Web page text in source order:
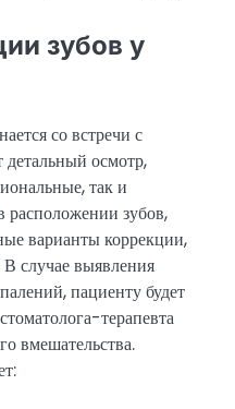
зубов у
со встречи с
осмотр,
так и
расположении зубов,
варианты коррекции,
случае выявления
пациенту будет
терапевта
вмешательства.